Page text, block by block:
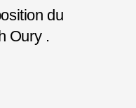
du
Oury .